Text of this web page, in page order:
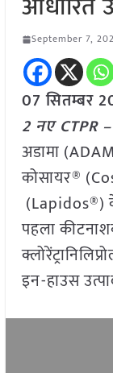
September 7,
07 सितम्बर
2 नए CTPR
अडामा
कोसायर®
(Lapidos®)
पहला
इन-हाउस